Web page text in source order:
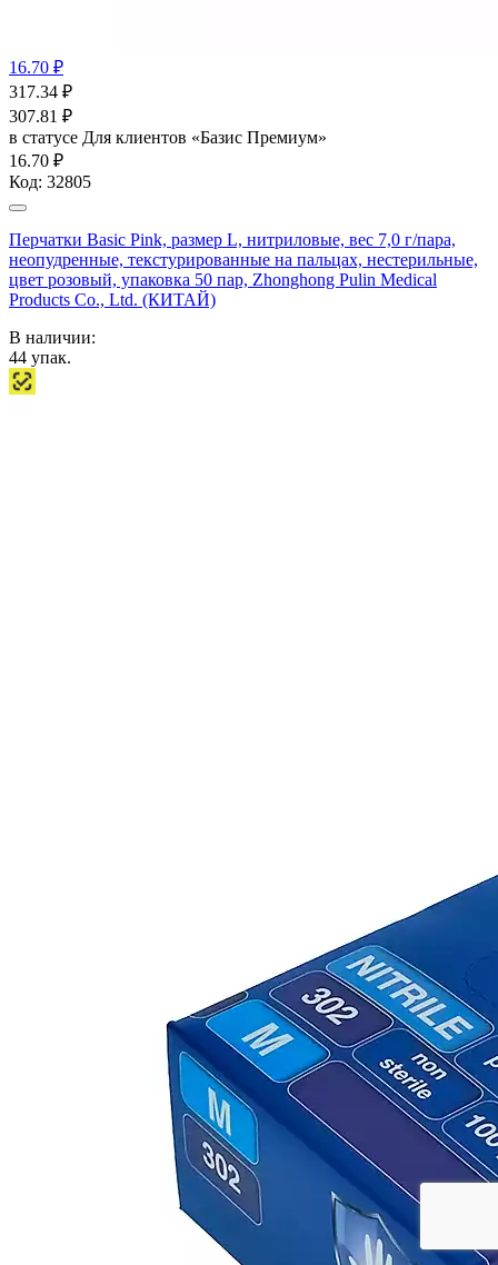
16.70 ₽
317.34 ₽
307.81 ₽
в статусе Для клиентов «Базис Премиум»
16.70 ₽
Код: 32805
Перчатки Basic Pink, размер L, нитриловые, вес 7,0 г/пара,
неопудренные, текстурированные на пальцах, нестерильные,
цвет розовый, упаковка 50 пар, Zhonghong Pulin Medical
Products Co., Ltd. (КИТАЙ)
В наличии:
44 упак.